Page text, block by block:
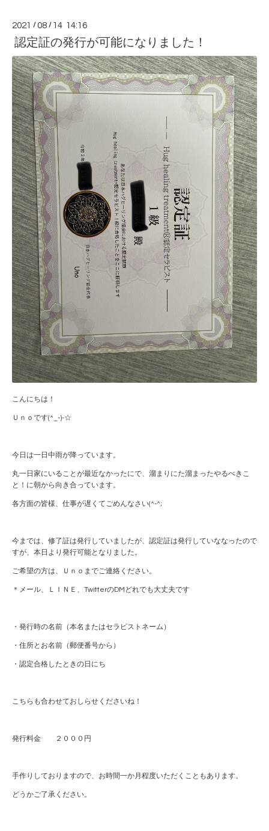
2021 /08 / 14 14:16
認定証の発行が可能になりました！
こんにちは！
Ｕｎｏです(^_-)-☆
今日は一日中雨が降っています。
丸一日家にいることが最近なかったにで、溜まりにた溜まったやるべきこ
と！に朝から向き合っています。
各方面の皆様、仕事が遅くてごめんなさい(^-^;
今までは、修了証は発行していましたが、認定証は発行していななったので
すが、本日より発行可能となりました。
ご希望の方は、Ｕｎｏまでご連絡ください。
＊メール、ＬＩＮＥ、TwitterのDMどれでも大丈夫です
・発行時の名前（本名またはセラピストネーム）
・住所とお名前（郵便番号から）
・認定合格したときの日にち
こちらも合わせておしらせくださいね！
発行料金 ２０００円
手作りしておりますので、お時間一か月程度いただくこともあります。
どうかご了承ください。